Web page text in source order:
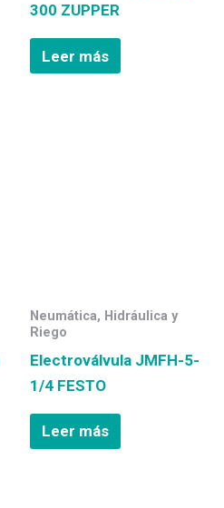
300 ZUPPER
Leer más
Neumática, Hidráulica y
Riego
Electroválvula JMFH-5-
1/4 FESTO
Leer más